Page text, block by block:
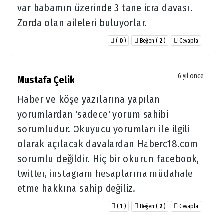
var babamın üzerinde 3 tane icra davası.
Zorda olan aileleri buluyorlar.
Cevapla
Beğen ( 2 )
( 0 )
Mustafa Çelik 6 yıl önce
Haber ve köşe yazılarına yapılan
yorumlardan 'sadece' yorum sahibi
sorumludur. Okuyucu yorumları ile ilgili
olarak açılacak davalardan Haberc18.com
sorumlu değildir. Hiç bir okurun facebook,
twitter, instagram hesaplarına müdahale
etme hakkına sahip değiliz.
Cevapla
Beğen ( 2 )
( 1 )